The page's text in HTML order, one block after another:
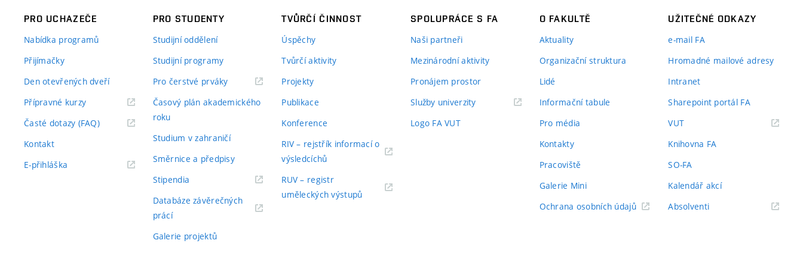
PRO UCHAZEČE
Nabídka programů
Přijímačky
Den otevřených dveří
Přípravné kurzy
Časté dotazy (FAQ)
Kontakt
E-přihláška
PRO STUDENTY
Studijní oddělení
Studijní programy
Pro čerstvé prváky
Časový plán akademického
roku
Studium v zahraničí
Směrnice a předpisy
Stipendia
Databáze závěrečných
prácí
Galerie projektů
TVŮRČÍ ČINNOST
Úspěchy
Tvůrčí aktivity
Projekty
Publikace
Konference
RIV – rejstřík informací o
výsledcíchů
RUV – registr
uměleckých výstupů
SPOLUPRÁCE S FA
Naši partneři
Mezinárodní aktivity
Pronájem prostor
Služby univerzity
Logo FA VUT
O FAKULTĚ
Aktuality
Organizační struktura
Lidé
Informační tabule
Pro média
Kontakty
Pracoviště
Galerie Mini
Ochrana osobních údajů
UŽITEČNÉ ODKAZY
e-mail FA
Hromadné mailové adresy
Intranet
Sharepoint portál FA
VUT(externí
Knihovna FA
SO-FA
Kalendář akcí
Absolventi(externí